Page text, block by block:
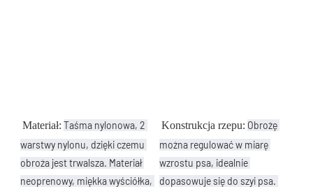
Materiał: Taśma nylonowa, 2
warstwy nylonu, dzięki czemu
obroża jest trwalsza. Materiał
neoprenowy, miękka wyściółka,
Konstrukcja rzepu: Obrożę
można regulować w miarę
wzrostu psa, idealnie
dopasowuje się do szyi psa.